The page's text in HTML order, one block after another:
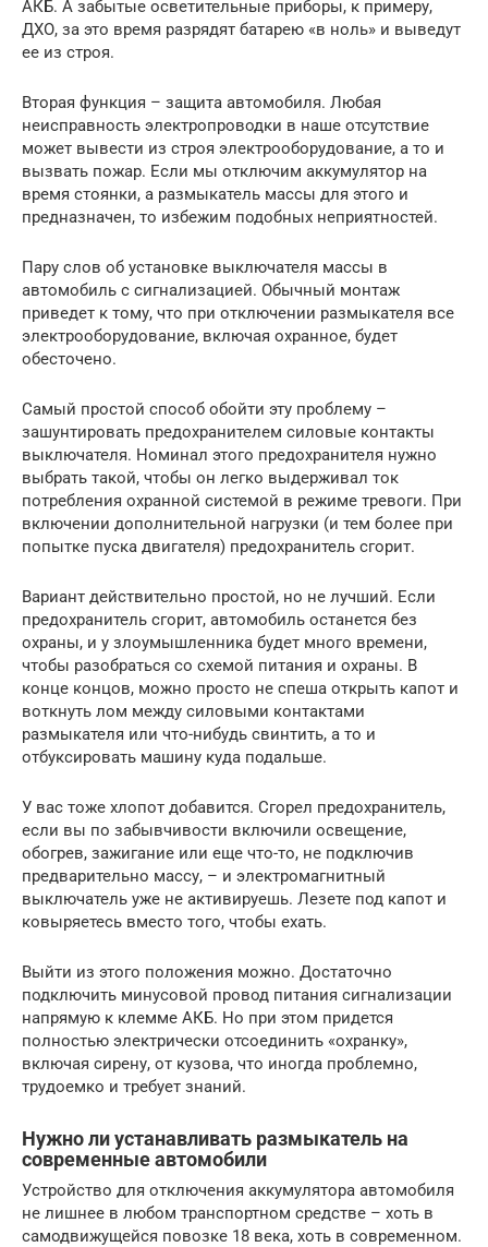
АКБ. А забытые осветительные приборы, к примеру,
ДХО, за это время разрядят батарею «в ноль» и выведут
ее из строя.
Вторая функция – защита автомобиля. Любая
неисправность электропроводки в наше отсутствие
может вывести из строя электрооборудование, а то и
вызвать пожар. Если мы отключим аккумулятор на
время стоянки, а размыкатель массы для этого и
предназначен, то избежим подобных неприятностей.
Пару слов об установке выключателя массы в
автомобиль с сигнализацией. Обычный монтаж
приведет к тому, что при отключении размыкателя все
электрооборудование, включая охранное, будет
обесточено.
Самый простой способ обойти эту проблему –
зашунтировать предохранителем силовые контакты
выключателя. Номинал этого предохранителя нужно
выбрать такой, чтобы он легко выдерживал ток
потребления охранной системой в режиме тревоги. При
включении дополнительной нагрузки (и тем более при
попытке пуска двигателя) предохранитель сгорит.
Вариант действительно простой, но не лучший. Если
предохранитель сгорит, автомобиль останется без
охраны, и у злоумышленника будет много времени,
чтобы разобраться со схемой питания и охраны. В
конце концов, можно просто не спеша открыть капот и
воткнуть лом между силовыми контактами
размыкателя или что-нибудь свинтить, а то и
отбуксировать машину куда подальше.
У вас тоже хлопот добавится. Сгорел предохранитель,
если вы по забывчивости включили освещение,
обогрев, зажигание или еще что-то, не подключив
предварительно массу, – и электромагнитный
выключатель уже не активируешь. Лезете под капот и
ковыряетесь вместо того, чтобы ехать.
Выйти из этого положения можно. Достаточно
подключить минусовой провод питания сигнализации
напрямую к клемме АКБ. Но при этом придется
полностью электрически отсоединить «охранку»,
включая сирену, от кузова, что иногда проблемно,
трудоемко и требует знаний.
Нужно ли устанавливать размыкатель на
современные автомобили
Устройство для отключения аккумулятора автомобиля
не лишнее в любом транспортном средстве – хоть в
самодвижущейся повозке 18 века, хоть в современном.